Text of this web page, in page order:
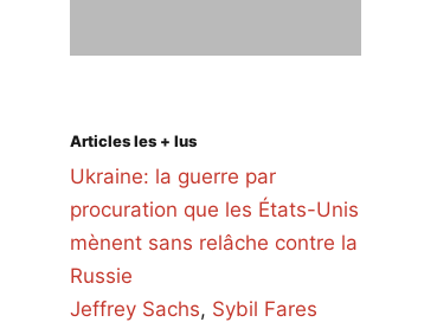
Articles les + lus
Ukraine: la guerre par
procuration que les États-Unis
mènent sans relâche contre la
Russie
Jeffrey Sachs, Sybil Fares